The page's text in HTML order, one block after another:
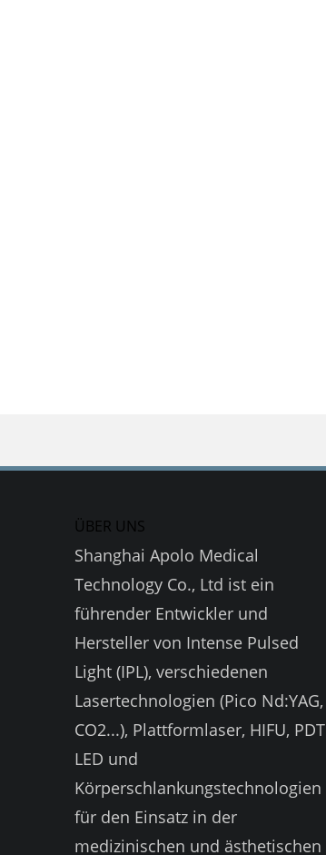
ÜBER UNS
Shanghai Apolo Medical
Technology Co., Ltd ist ein
führender Entwickler und
Hersteller von Intense Pulsed
Light (IPL), verschiedenen
Lasertechnologien (Pico Nd:YAG,
CO2...), Plattformlaser, HIFU, PDT
LED und
Körperschlankungstechnologien
für den Einsatz in der
medizinischen und ästhetischen